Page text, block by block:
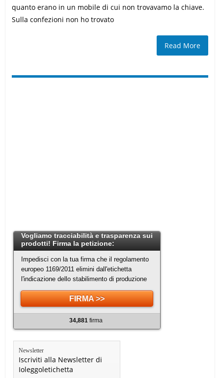
quanto erano in un mobile di cui non trovavamo la chiave.
Sulla confezioni non ho trovato
Read More
Vogliamo tracciabilità e trasparenza sui
prodotti! Firma la petizione:
Impedisci con la tua firma che il regolamento
europeo 1169/2011 elimini dall'etichetta
l'indicazione dello stabilimento di produzione
FIRMA >>
34,881firma
Newsletter
Iscriviti alla Newsletter di
Ioleggoletichetta